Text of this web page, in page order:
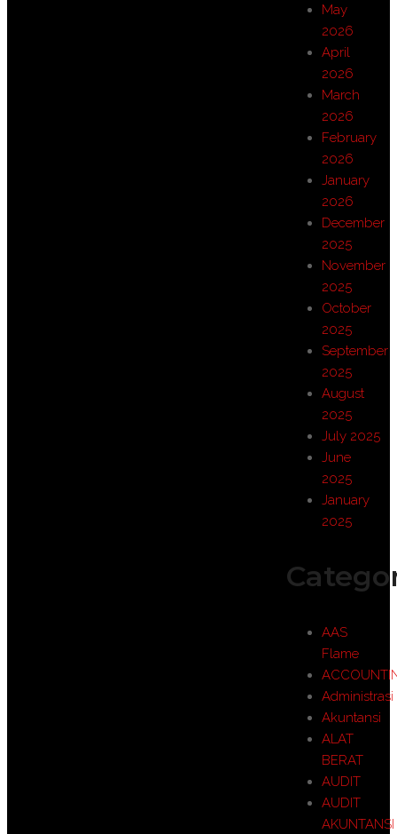
May
2026
April
2026
March
2026
February
2026
January
2026
December
2025
November
2025
October
2025
September
2025
August
2025
July 2025
June
2025
January
2025
AAS
Flame
Administrasi
Akuntansi
ALAT
BERAT
AUDIT
AUDIT
AKUNTANSI